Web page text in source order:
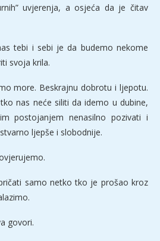
uvjerenja, a osjeća da je čitav
tebi i sebi je da budemo nekome
svoja krila.
more. Beskrajnu dobrotu i ljepotu.
nas neće siliti da idemo u dubine,
postojanjem nenasilno pozivati i
ljepše i slobodnije.
samo netko tko je prošao kroz
govori.